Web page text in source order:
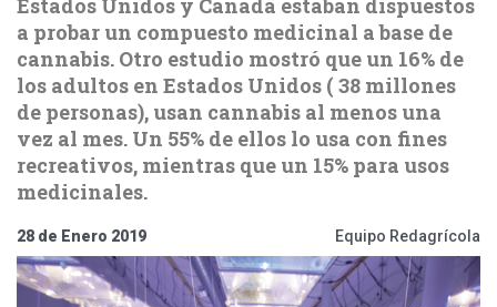
Estados Unidos y Canadá estaban dispuestos
a probar un compuesto medicinal a base de
cannabis. Otro estudio mostró que un 16% de
los adultos en Estados Unidos ( 38 millones
de personas), usan cannabis al menos una
vez al mes. Un 55% de ellos lo usa con fines
recreativos, mientras que un 15% para usos
medicinales.
28 de Enero 2019 Equipo Redagrícola